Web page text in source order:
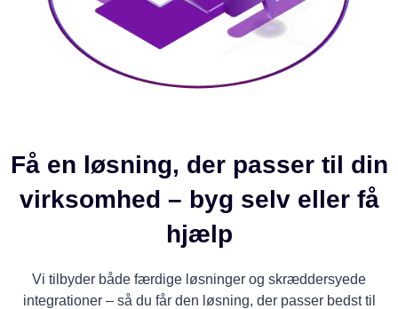
Få en løsning, der passer til din
virksomhed – byg selv eller få
hjælp
Vi tilbyder både færdige løsninger og skræddersyede
integrationer – så du får den løsning, der passer bedst til